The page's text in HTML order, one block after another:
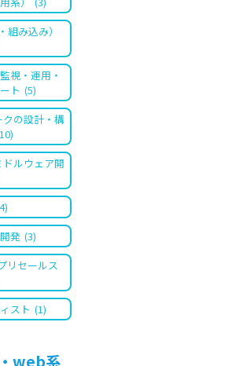
み込み）
視・運用・
ト (5)
の設計・構
ルウェア開
発 (3)
リセールス
スト (1)
web系